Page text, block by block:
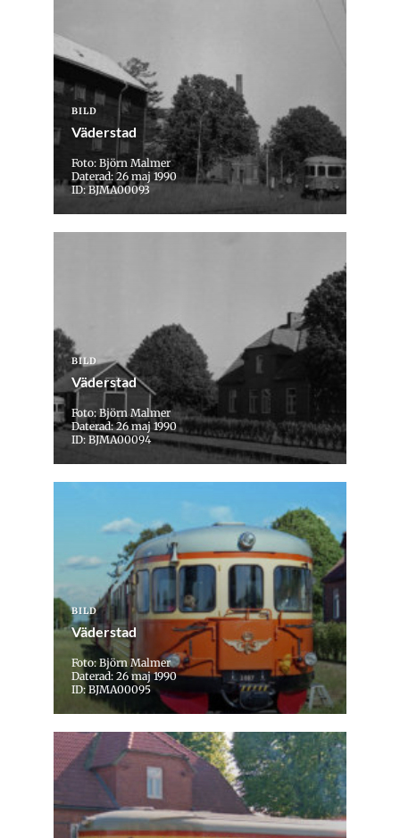
BILD
Väderstad
Foto: Björn Malmer
Daterad: 26 maj 1990
ID: BJMA00093
BILD
Väderstad
Foto: Björn Malmer
Daterad: 26 maj 1990
ID: BJMA00094
BILD
Väderstad
Foto: Björn Malmer
Daterad: 26 maj 1990
ID: BJMA00095